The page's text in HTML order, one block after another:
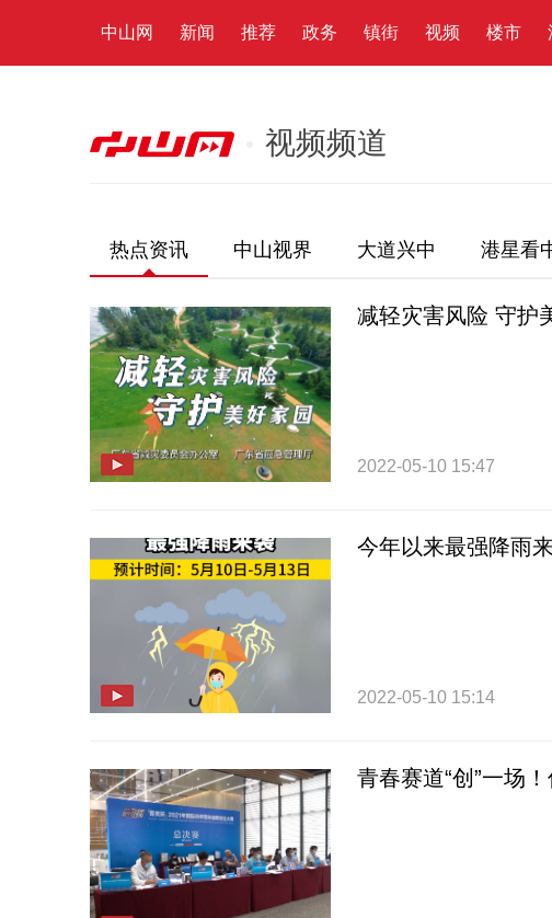
中山网 新闻 推荐 政务 镇街 视频 楼市
视频频道
热点资讯 中山视界 大道兴中 港星看
减轻灾害风险 守护
2022-05-10 15:47
今年以来最强降雨来
2022-05-10 15:14
青春赛道“创”一场